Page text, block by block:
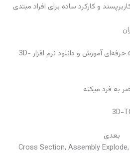
و کارکرد ساده برای افراد مبتدی
امکان پرزنتیشن و document حرفه‌ای آموزش و دانلود نرم افزار 3D-
بعدی
Cross Section, Assembly